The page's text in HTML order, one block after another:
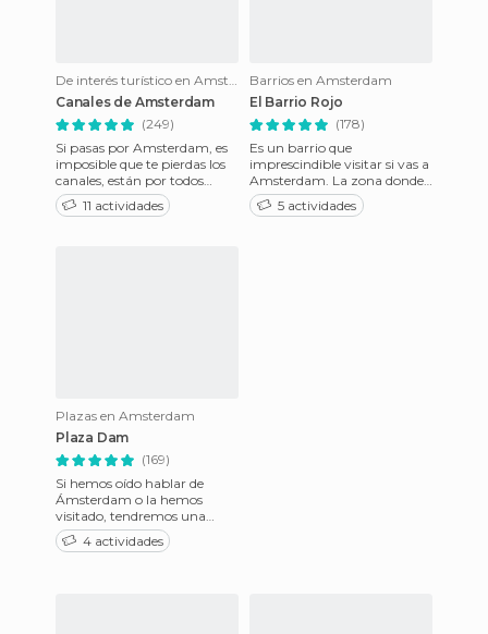
De interés turístico en Amsterdam
Canales de Amsterdam
(249)
Si pasas por Amsterdam, es
imposible que te pierdas los
canales, están por todos
lados! No tanto como
Venecia, pero el agua es omn
11 actividades
Barrios en Amsterdam
El Barrio Rojo
(178)
Es un barrio que
imprescindible visitar si vas a
Amsterdam. La zona donde
están las chicas son
callejuelas estrechas con unas
5 actividades
Plazas en Amsterdam
Plaza Dam
(169)
Si hemos oído hablar de
Ámsterdam o la hemos
visitado, tendremos una
visión del lugar que puede
variar entre alegorías muy
4 actividades